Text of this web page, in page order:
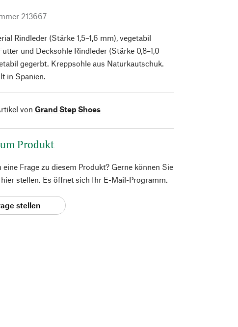
213667
Rindleder (Stärke 1,5–1,6 mm), vegetabil
und Decksohle Rindleder (Stärke 0,8–1,0
gegerbt. Kreppsohle aus Naturkautschuk.
in Spanien.
von Grand Step Shoes
Produkt
eine Frage zu diesem Produkt? Gerne können Sie
hier stellen. Es öffnet sich Ihr E-Mail-Programm.
stellen